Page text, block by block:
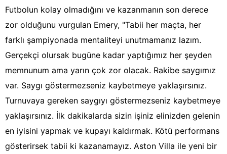
Futbolun kolay olmadığını ve kazanmanın son derece
zor olduğunu vurgulan Emery, "Tabii her maçta, her
farklı şampiyonada mentaliteyi unutmamanız lazım.
Gerçekçi olursak bugüne kadar yaptığımız her şeyden
memnunum ama yarın çok zor olacak. Rakibe saygımız
var. Saygı göstermezseniz kaybetmeye yaklaşırsınız.
Turnuvaya gereken saygıyı göstermezseniz kaybetmeye
yaklaşırsınız. İlk dakikalarda sizin işiniz elinizden gelenin
en iyisini yapmak ve kupayı kaldırmak. Kötü performans
gösterirsek tabii ki kazanamayız. Aston Villa ile yeni bir